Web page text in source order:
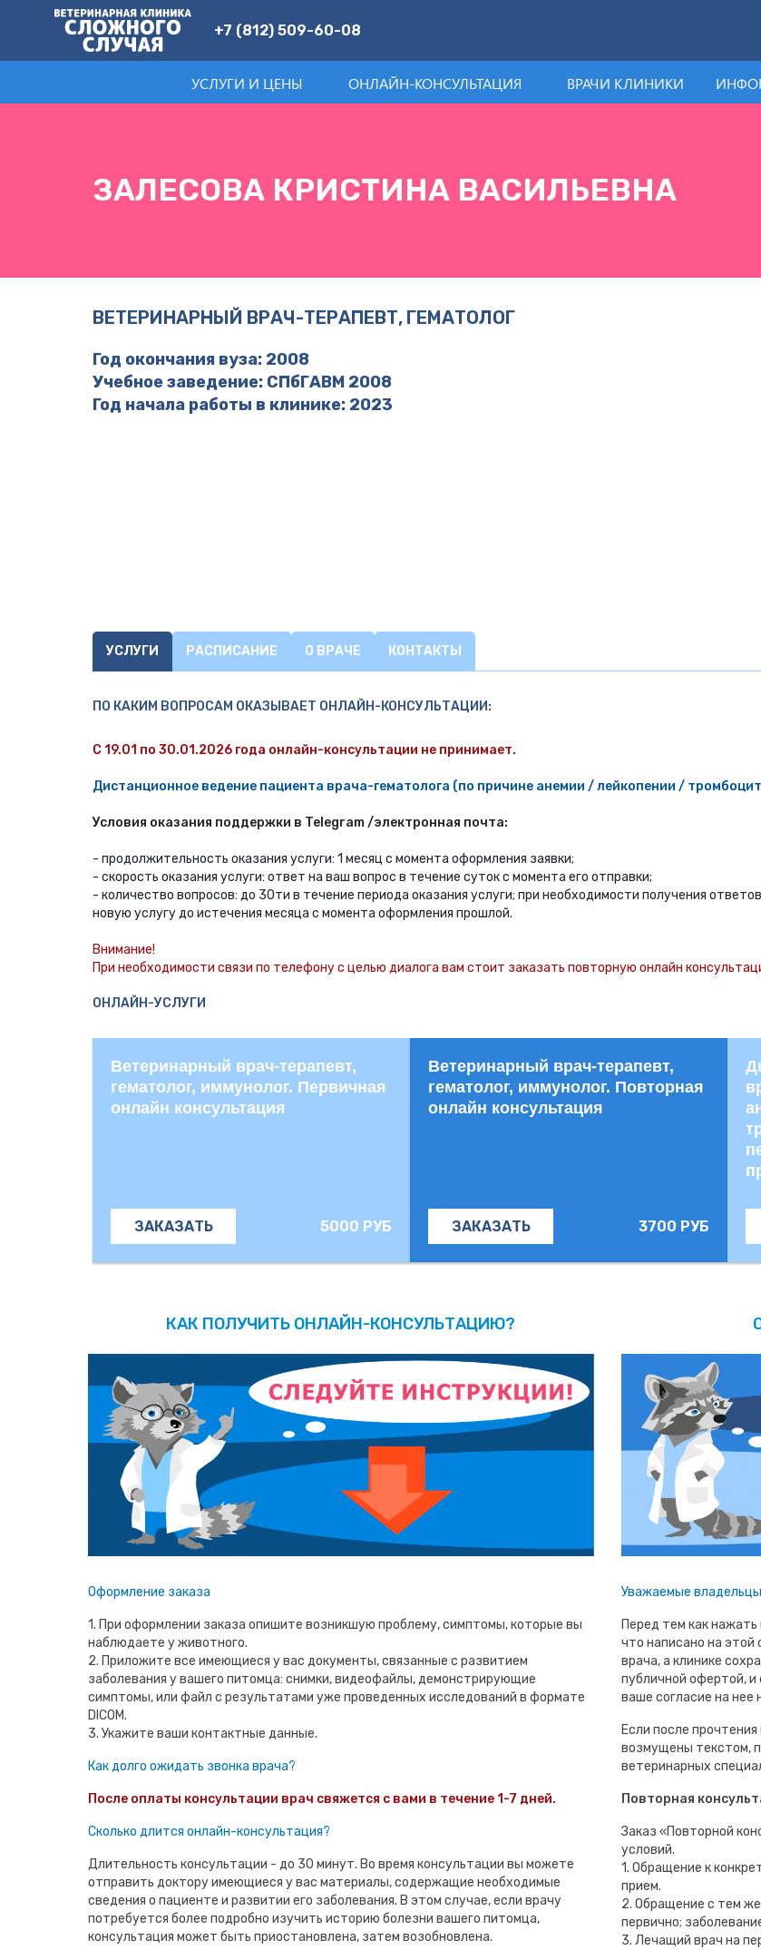
+7 (812) 509-60-08
УСЛУГИ И ЦЕНЫ ОНЛАЙН-КОНСУЛЬТАЦИЯ ВРАЧИ КЛИНИКИ
ЗАЛЕСОВА КРИСТИНА ВАСИЛЬЕВНА
ВЕТЕРИНАРНЫЙ ВРАЧ-ТЕРАПЕВТ, ГЕМАТОЛОГ
Год окончания вуза: 2008
Учебное заведение: СПбГАВМ 2008
Год начала работы в клинике: 2023
УСЛУГИ РАСПИСАНИЕ О ВРАЧЕ КОНТАКТЫ
ПО КАКИМ ВОПРОСАМ ОКАЗЫВАЕТ ОНЛАЙН-КОНСУЛЬТАЦИИ:
С 19.01 по 30.01.2026 года онлайн-консультации не принимает.
Дистанционное ведение пациента врача-гематолога (по причине анемии / лейкопении /
Условия оказания поддержки в Telegram /электронная почта:
- продолжительность оказания услуги: 1 месяц с момента оформления заявки;
- скорость оказания услуги: ответ на ваш вопрос в течение суток с момента его отправки;
- количество вопросов: до 30ти в течение периода оказания услуги; при необходимости получения
новую услугу до истечения месяца с момента оформления прошлой.
Внимание!
При необходимости связи по телефону с целью диалога вам стоит заказать повторную онлайн
ОНЛАЙН-УСЛУГИ
Ветеринарный врач-терапевт,
гематолог, иммунолог. Первичная
онлайн консультация
ЗАКАЗАТЬ 5000 РУБ
Ветеринарный врач-терапевт,
гематолог, иммунолог. Повторная
онлайн консультация
ЗАКАЗАТЬ 3700 РУБ
КАК ПОЛУЧИТЬ ОНЛАЙН-КОНСУЛЬТАЦИЮ?
Оформление заказа
1. При оформлении заказа опишите возникшую проблему, симптомы, которые вы
наблюдаете у животного.
2. Приложите все имеющиеся у вас документы, связанные с развитием
заболевания у вашего питомца: снимки, видеофайлы, демонстрирующие
симптомы, или файл с результатами уже проведенных исследований в формате
DICOM.
3. Укажите ваши контактные данные.
Как долго ожидать звонка врача?
После оплаты консультации врач свяжется с вами в течение 1-7 дней.
Сколько длится онлайн-консультация?
Длительность консультации - до 30 минут. Во время консультации вы можете
отправить доктору имеющиеся у вас материалы, содержащие необходимые
сведения о пациенте и развитии его заболевания. В этом случае, если врачу
потребуется более подробно изучить историю болезни вашего питомца,
консультация может быть приостановлена, затем возобновлена.
Уважаемые
Перед тем как
что написано на этой
врача, а клинике
публичной офертой,
ваше согласие на нее
Если после
возмущены текстом,
ветеринарных
Повторная
Заказ «Повторной
условий.
1. Обращение к
прием.
2. Обращение с тем
первично;
3. Лечащий врач на